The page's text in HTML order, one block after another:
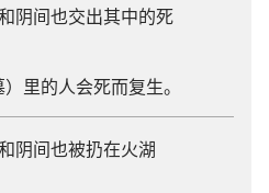
阴间也交出其中的死
里的人会死而复生。
阴间也被扔在火湖